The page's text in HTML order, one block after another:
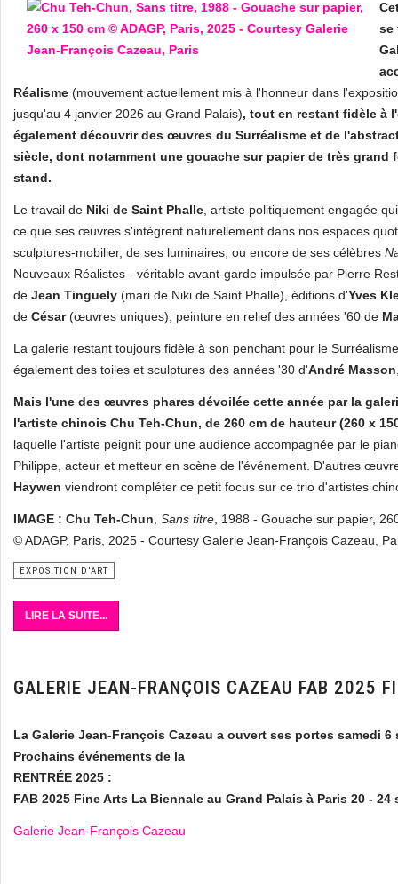
se
Réalisme (mouvement actuellement mis à l'honneur dans
jusqu'au 4 janvier 2026 au Grand Palais), tout en restant fidèle à
également découvrir des œuvres du Surréalisme et de
siècle, dont notamment une gouache sur papier de très
stand.
Le travail de Niki de Saint Phalle , artiste politiquement engagée
ce que ses œuvres s'intègrent naturellement dans nos espaces
sculptures-mobilier, de ses luminaires, ou encore de ses célèbres
Nouveaux Réalistes - véritable avant-garde impulsée par Pierre
de Jean Tinguely (mari de Niki de Saint Phalle), éditions d'Yves
de César(œuvres uniques), peinture en relief des années '60 de
La galerie restant toujours fidèle à son penchant pour le
également des toiles et sculptures des années '30 d'André Masson
Mais l'une des œuvres phares dévoilée cette année par la
l'artiste chinois Chu Teh-Chun, de 260 cm de hauteur (260 x
laquelle l'artiste peignit pour une audience accompagnée par le
Philippe, acteur et metteur en scène de l'événement. D'autres
Haywen viendront compléter ce petit focus sur ce trio d'artistes
IMAGE : Chu Teh-Chun Sans titre , 1988 - Gouache sur papier,
© ADAGP, Paris, 2025 - Courtesy Galerie Jean-François Cazeau,
EXPOSITION D'ART
LIRE LA SUITE...
GALERIE JEAN-FRANÇOIS CAZEAU FAB 2025
La Galerie Jean-François Cazeau a ouvert ses portes samedi 6
Prochains événements de la
RENTRÉE 2025 :
FAB 2025 Fine Arts La Biennale au Grand Palais à Paris 20 - 24
Galerie Jean-François Cazeau